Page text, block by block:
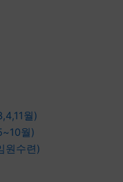
월)
월)
원수련)